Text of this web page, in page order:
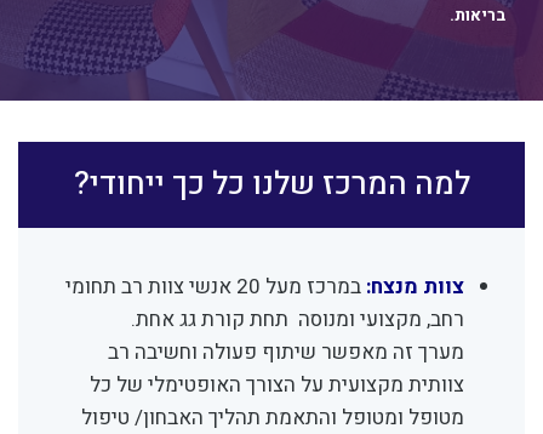
בריאות.
למה המרכז שלנו כל כך ייחודי?
צוות מנצח:
במרכז מעל 20 אנשי צוות רב תחומי
רחב, מקצועי ומנוסה תחת קורת גג אחת.
מערך זה מאפשר שיתוף פעולה וחשיבה רב
צוותית מקצועית על הצורך האופטימלי של כל
מטופל ומטופל והתאמת תהליך האבחון/ טיפול